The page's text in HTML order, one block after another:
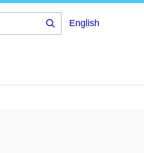
English